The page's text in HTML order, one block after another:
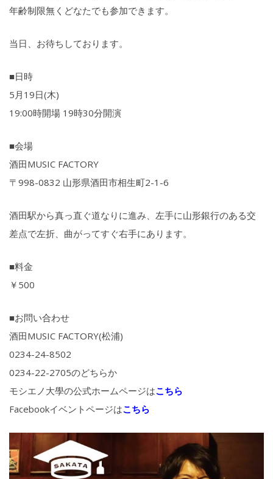
年齢制限無くどなたでも参加できます。
当日、お待ちしております。
■日時
5月19日(木)
19:00時開場 19時30分開演
■会場
酒田MUSIC FACTORY
〒998-0832 山形県酒田市相生町2-1-6
酒田駅から真っ直ぐ道なりに進み、左手に山形銀行のある交
差点で左折、曲がってすぐ右手にあります。
■料金
￥500
■お問い合わせ
酒田MUSIC FACTORY(松浦)
0234-24-8502
0234-22-2705のどちらか
モシエノ大學の公式ホームページはこちら
Facebookイベントページはこちら